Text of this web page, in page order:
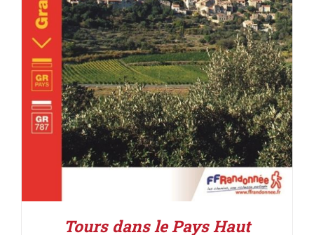
Tours dans le Pays Haut